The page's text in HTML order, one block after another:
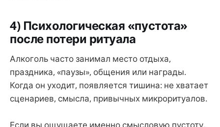
4) Психологическая «пустота»
после потери ритуала
Алкоголь часто занимал место отдыха,
праздника, «паузы», общения или награды.
Когда он уходит, появляется тишина: не хватает
сценариев, смысла, привычных микроритуалов.